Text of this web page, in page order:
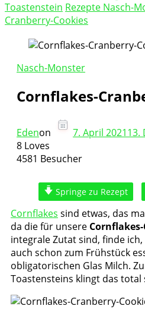
vegan food blog
Toastenstein Rezepte Nasch-
Cranberry-Cookies
Nasch-Monster
Cornflakes-
Edenon 7. April 202113.
8 Loves
4581 Besucher
Springe zu Rezept
Cornflakes sind etwas, das
da die für unsere
integrale Zutat sind, finde
auch schon zum Frühstück
obligatorischen Glas Milch.
Toastensteins klingt das